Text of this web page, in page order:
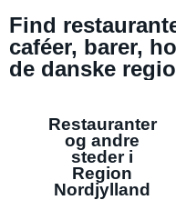
Find
caféer, barer,
de danske
Restauranter
og andre
steder i
Region
Nordjylland